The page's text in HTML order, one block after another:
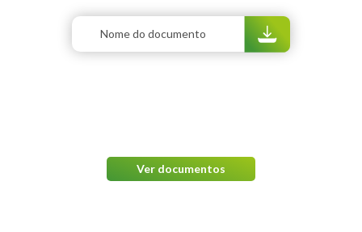
Nome do documento
Ver documentos